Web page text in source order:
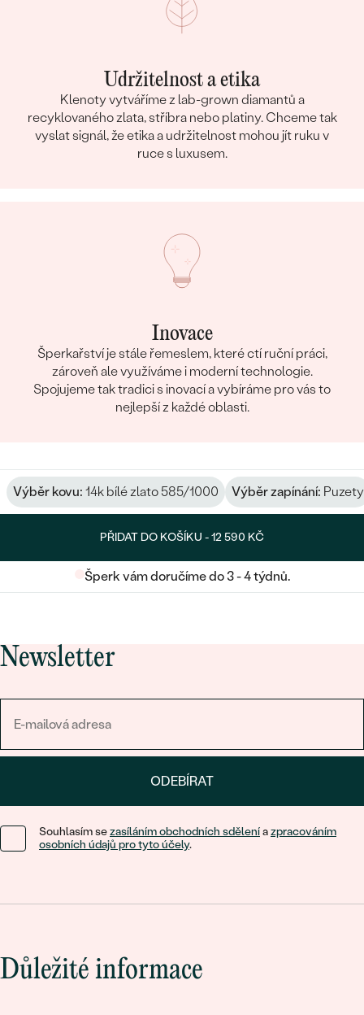
Udržitelnost a etika
Klenoty vytváříme z lab-grown diamantů a
recyklovaného zlata, stříbra nebo platiny. Chceme tak
vyslat signál, že etika a udržitelnost mohou jít ruku v
ruce s luxusem.
Inovace
Šperkařství je stále řemeslem, které ctí ruční práci,
zároveň ale využíváme i moderní technologie.
Spojujeme tak tradici s inovací a vybíráme pro vás to
nejlepší z každé oblasti.
Výběr kovu: 14k bílé zlato 585/1000 Výběr zapínání: Puzety
PŘIDAT DO KOŠÍKU -12 590 KČ
Šperk vám doručíme do 3 - 4 týdnů.
Newsletter
ODEBÍRAT
Souhlasím sezasíláním obchodních sděleníazpracováním
osobních údajů pro tyto účely.
Důležité informace